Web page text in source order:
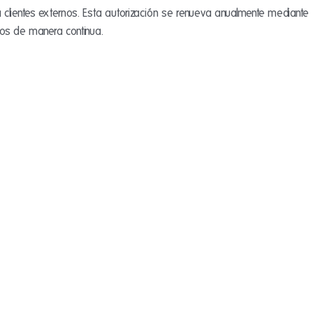
externos. Esta autorización se renueva anualmente mediante
de manera continua.